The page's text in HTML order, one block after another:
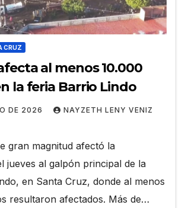
CRUZ
al menos 10.000
la feria Barrio Lindo
DE 2026 NAYZETH LENY VENIZ
gran magnitud afectó la
jueves al galpón principal de la
en Santa Cruz, donde al menos
resultaron afectados. Más de…